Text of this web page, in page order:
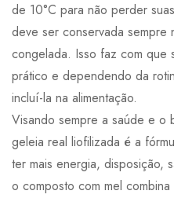
de 10°C para não perder
deve ser conservada sempre
congelada. Isso faz com que
prático e dependendo da
incluí-la na alimentação.
Visando sempre a saúde e o
geleia real liofilizada é a
ter mais energia, disposição,
o composto com mel